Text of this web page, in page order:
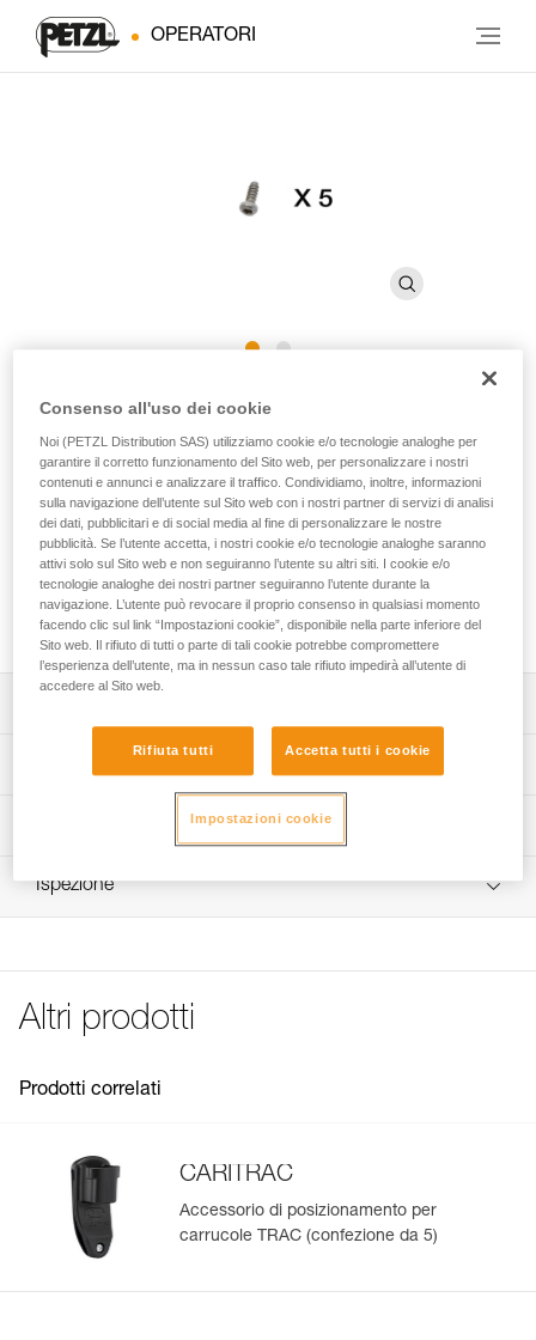
OPERATORI
Viti CARITRAC
Viti di ricambio per accessorio CARITRAC (confezione da
Viti di ricambio per accessorio di sistemazione CARITRAC.
Richiedi parte al servizio post-vendita
Compatibili con gli accessori di sistemazione CARITRAC
(P023CB00).
Cartone da cinque.
Confezione : vendute in confezione da 5
Informazioni tecniche
FAQ
Ispezione
Gestisci e controlla facilmente i tuoi DPI
Altri prodotti
Prodotti correlati
CARITRAC
Accessorio di posizionamento per
carrucole TRAC (confezione da 5)
Consenso all'uso dei cookie
Noi (PETZL Distribution SAS) utilizziamo cookie e/o tecnologie analoghe per
garantire il corretto funzionamento del Sito web, per personalizzare i nostri
contenuti e annunci e analizzare il traffico. Condividiamo, inoltre, informazioni
sulla navigazione dell’utente sul Sito web con i nostri partner di servizi di analisi
dei dati, pubblicitari e di social media al fine di personalizzare le nostre
pubblicità. Se l’utente accetta, i nostri cookie e/o tecnologie analoghe saranno
attivi solo sul Sito web e non seguiranno l’utente su altri siti. I cookie e/o
tecnologie analoghe dei nostri partner seguiranno l’utente durante la
navigazione. L’utente può revocare il proprio consenso in qualsiasi momento
facendo clic sul link “Impostazioni cookie”, disponibile nella parte inferiore del
Sito web. Il rifiuto di tutti o parte di tali cookie potrebbe compromettere
l’esperienza dell’utente, ma in nessun caso tale rifiuto impedirà all’utente di
accedere al Sito web.
Rifiuta tutti Accetta tutti i cookie
Impostazioni cookie